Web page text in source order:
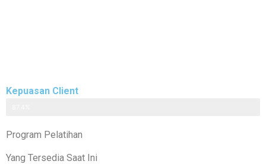
Kepuasan Client
Program Pelatihan
Yang Tersedia Saat Ini